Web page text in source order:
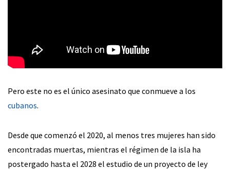
Pero este no es el único asesinato que conmueve a los
cubanos.
Desde que comenzó el 2020, al menos tres mujeres han sido
encontradas muertas, mientras el régimen de la isla ha
postergado hasta el 2028 el estudio de un proyecto de ley